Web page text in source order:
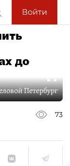
Войти
до
Петербург
73